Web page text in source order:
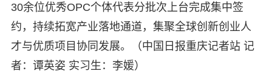
30余位优秀OPC个体代表分批次上台完成集中签
约，持续拓宽产业落地通道，集聚全球创新创业人
才与优质项目协同发展。（中国日报重庆记者站 记
者：谭英姿 实习生：李媛）